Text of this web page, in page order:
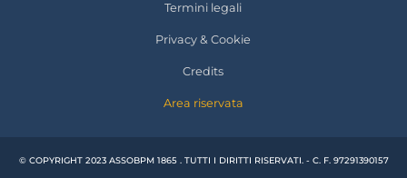
Termini legali
Privacy & Cookie
Credits
Area riservata
© COPYRIGHT 2023 ASSOBPM 1865 . TUTTI I DIRITTI RISERVATI. - C. F. 97291390157